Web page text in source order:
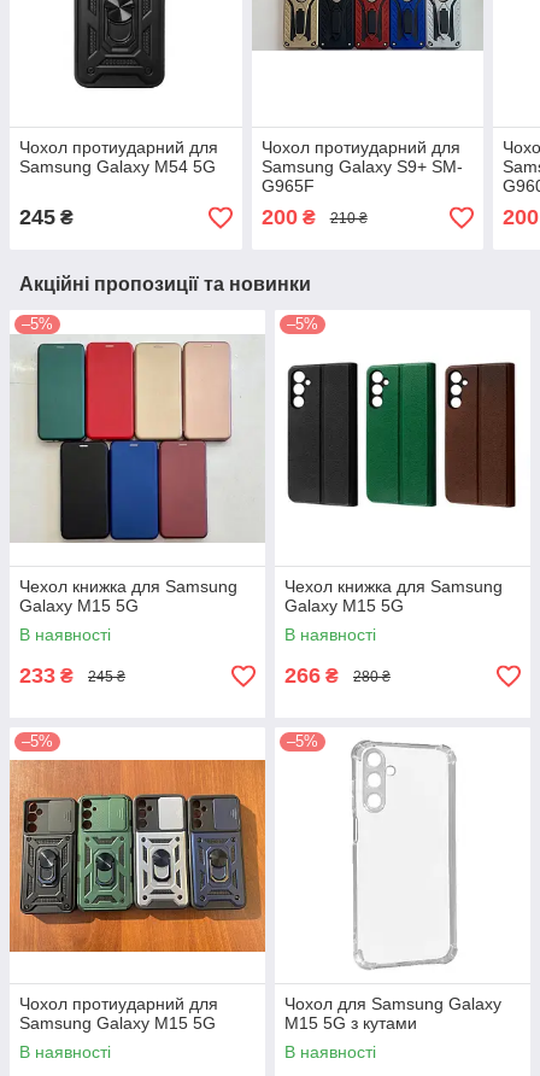
Чохол протиударний для
Samsung Galaxy M54 5G
245 ₴
Чохол протиударний для
Samsung Galaxy S9+ SM-
G965F
200₴ 210 ₴ 200
Акційні пропозиції та новинки
–5%
Чехол книжка для Samsung
Galaxy M15 5G
В наявності
233 ₴ 245 ₴
–5%
Чехол книжка для Samsung
Galaxy M15 5G
В наявності
266 ₴ 280 ₴
–5%
Чохол протиударний для
Samsung Galaxy M15 5G
В наявності
–5%
Чохол для Samsung Galaxy
M15 5G з кутами
В наявності